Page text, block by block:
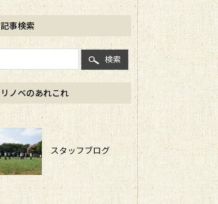
記事検索
検索
リノベのあれこれ
スタッフブログ